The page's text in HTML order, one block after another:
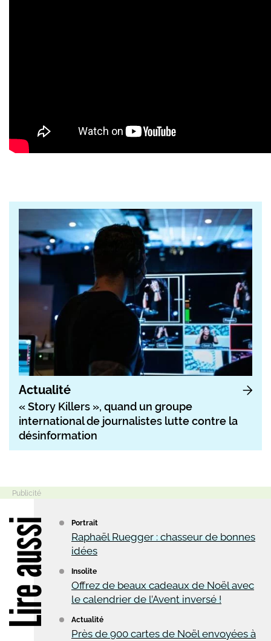
Actualité
« Story Killers », quand un groupe
international de journalistes lutte contre la
désinformation
Portrait
Raphaël Ruegger : chasseur de bonnes
idées
Insolite
Offrez de beaux cadeaux de Noël avec
le calendrier de l’Avent inversé !
Actualité
Près de 900 cartes de Noël envoyées à